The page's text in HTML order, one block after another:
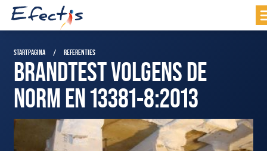
STARTPAGINA REFERENTIES
BRANDTEST VOLGENS DE
NORM EN 13381-8:2013